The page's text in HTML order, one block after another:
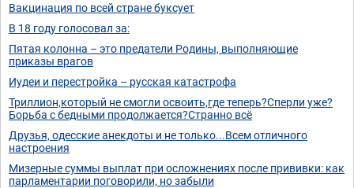
Вакцинация по всей стране буксует
В 18 году голосовал за:
Пятая колонна – это предатели Родины, выполняющие
приказы врагов
Иудеи и перестройка – русская катастрофа
Триллион,который не смогли освоить,где теперь?Сперли уже?
Борьба с бедными продолжается?Странно всё
Друзья, одесские анекдоты и не только...Всем отличного
настроения
Мизерные суммы выплат при осложнениях после прививки: как
парламентарии поговорили, но забыли